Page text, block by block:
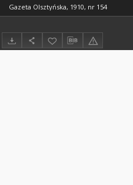
Gazeta Olsztyńska, 1910, nr 154